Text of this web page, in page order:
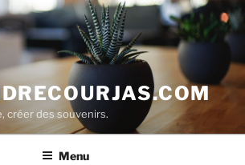
créer des souvenirs.
Menu